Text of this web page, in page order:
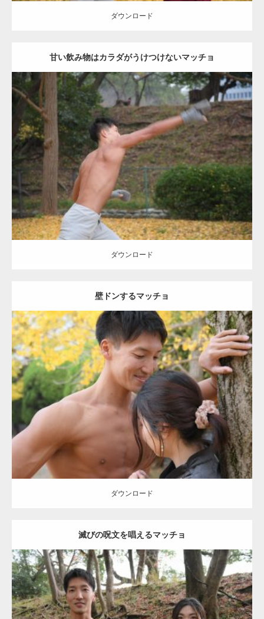
ダウンロード
甘い飲み物はカラダがうけつけないマッチョ
Update:2021.07.8
Category: 公園のマッチョ その他 AKIHITO(細マッチョ) 背中
ダウンロード
ダウンロード
壁ドンするマッチョ
Update: 2021.07.8
Category:公園のマッチョ その他 AKIHITO(細マッチョ) 大胸筋 肩 腹
筋
ダウンロード
ダウンロード
滅びの呪文を唱えるマッチョ
Update:2021.07.8
【YouTube】マッチョフリー素材メンバーが
ギネス世界記録…
【TV】TBS番組「ひるおび」にてマッスルプ
ラスが紹介されま…
TOKYO FMラジオ番組「ONE MORNING」